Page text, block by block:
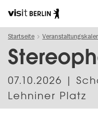
zum
Inhalt
Berlins
offizielles
Tourismusportal
Startseite
07.10.2026 |
Lehniner Platz